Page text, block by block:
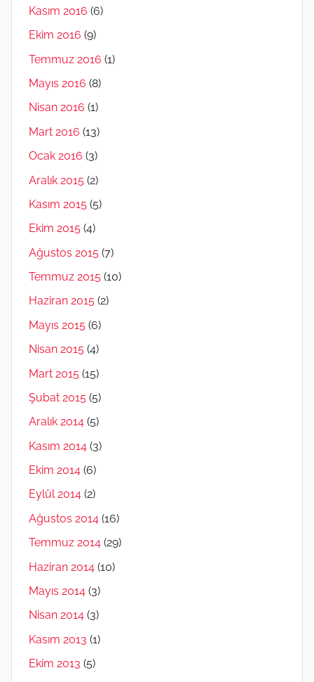
Kasım 2016 (6)
Ekim 2016 (9)
Temmuz 2016 (1)
Mayıs 2016 (8)
Nisan 2016 (1)
Mart 2016 (13)
Ocak 2016 (3)
Aralık 2015 (2)
Kasım 2015 (5)
Ekim 2015 (4)
Ağustos 2015 (7)
Temmuz 2015 (10)
Haziran 2015 (2)
Mayıs 2015 (6)
Nisan 2015 (4)
Mart 2015 (15)
Şubat 2015 (5)
Aralık 2014 (5)
Kasım 2014 (3)
Ekim 2014 (6)
Eylül 2014 (2)
Ağustos 2014 (16)
Temmuz 2014 (29)
Haziran 2014 (10)
Mayıs 2014 (3)
Nisan 2014 (3)
Kasım 2013 (1)
Ekim 2013 (5)